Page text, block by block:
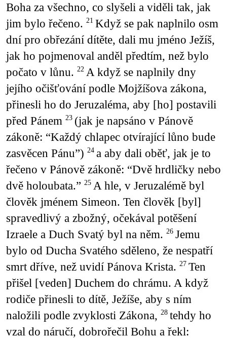
Boha za všechno, co slyšeli a viděli tak, jak
jim bylo řečeno. 21 Když se pak naplnilo osm
dní pro obřezání dítěte, dali mu jméno Ježíš,
jak ho pojmenoval anděl předtím, než bylo
počato v lůnu. 22 A když se naplnily dny
jejího očišťování podle Mojžíšova zákona,
přinesli ho do Jeruzaléma, aby [ho] postavili
před Pánem 23 (jak je napsáno v Pánově
zákoně: “Každý chlapec otvírající lůno bude
zasvěcen Pánu”) 24 a aby dali oběť, jak je to
řečeno v Pánově zákoně: “Dvě hrdličky nebo
dvě holoubata.” 25 A hle, v Jeruzalémě byl
člověk jménem Simeon. Ten člověk [byl]
spravedlivý a zbožný, očekával potěšení
Izraele a Duch Svatý byl na něm. 26 Jemu
bylo od Ducha Svatého sděleno, že nespatří
smrt dříve, než uvidí Pánova Krista. 27 Ten
přišel [veden] Duchem do chrámu. A když
rodiče přinesli to dítě, Ježíše, aby s ním
naložili podle zvyklosti Zákona, 28 tehdy ho
vzal do náručí, dobrořečil Bohu a řekl: